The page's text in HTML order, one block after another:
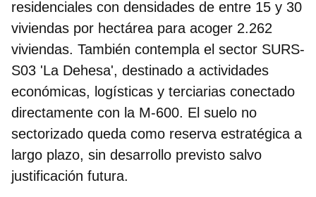
residenciales con densidades de entre 15 y 30
viviendas por hectárea para acoger 2.262
viviendas. También contempla el sector SURS-
S03 'La Dehesa', destinado a actividades
económicas, logísticas y terciarias conectado
directamente con la M-600. El suelo no
sectorizado queda como reserva estratégica a
largo plazo, sin desarrollo previsto salvo
justificación futura.